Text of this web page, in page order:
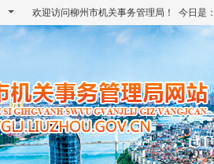
欢迎访问柳州市机关事务管理局！ 今日是：